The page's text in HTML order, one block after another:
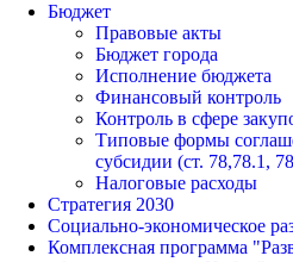
Бюджет
Правовые акты
Бюджет города
Исполнение бюджета
Финансовый контроль
Контроль в сфере
Типовые формы
субсидии (ст. 78,78.1,
Налоговые расходы
Стратегия 2030
Социально-экономическое
Комплексная программа